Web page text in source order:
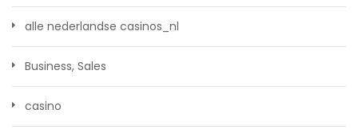
alle nederlandse casinos_nl
Business, Sales
casino